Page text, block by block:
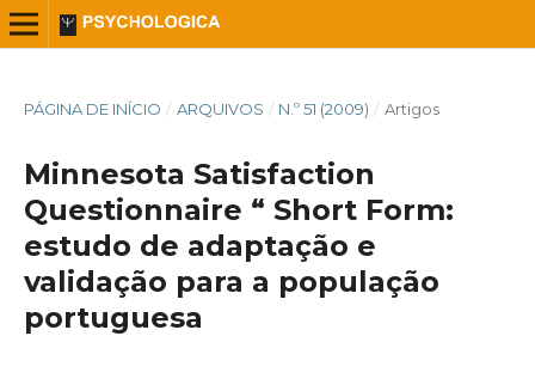
PÁGINA DE INÍCIO / ARQUIVOS / N.º 51 (2009) / Artigos
Minnesota Satisfaction
Questionnaire “ Short Form:
estudo de adaptação e
validação para a população
portuguesa